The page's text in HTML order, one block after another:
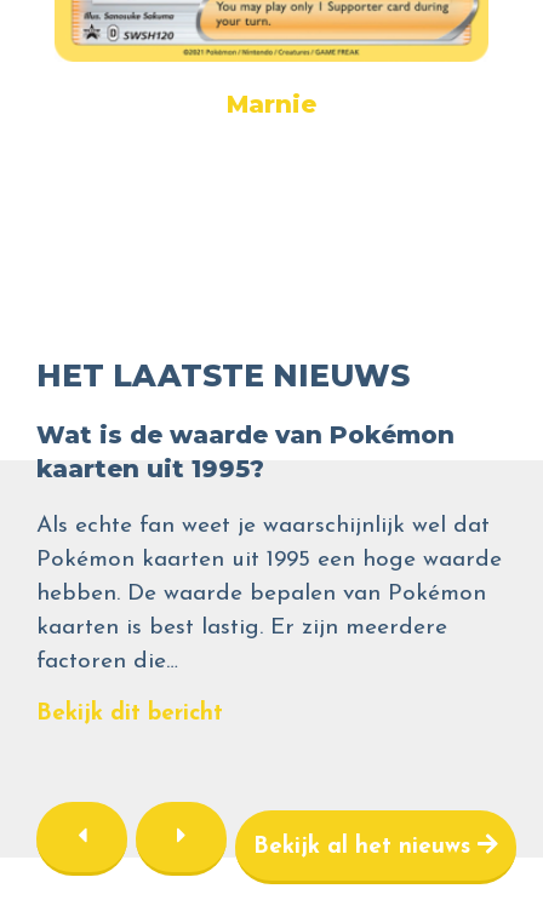
Marnie
HET LAATSTE NIEUWS
Wat is de waarde van Pokémon
kaarten uit 1995?
Als echte fan weet je waarschijnlijk wel dat
Pokémon kaarten uit 1995 een hoge waarde
hebben. De waarde bepalen van Pokémon
kaarten is best lastig. Er zijn meerdere
factoren die…
Bekijk dit bericht
Bekijk al het nieuws